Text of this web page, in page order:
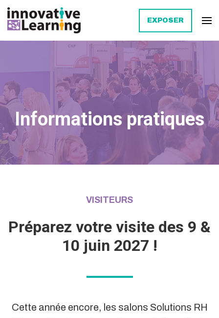
Innovative Learning
EXPOSER
Informations pratiques
VISITEURS
Préparez votre visite des 9 &
10 juin 2027 !
Cette année encore, les salons Solutions RH